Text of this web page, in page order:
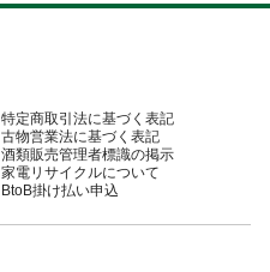
特定商取引法に基づく表記
古物営業法に基づく表記
酒類販売管理者標識の掲示
家電リサイクルについて
BtoB掛け払い申込